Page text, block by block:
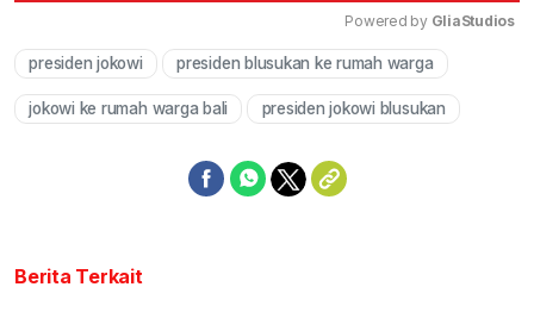
Mute
Powered by GliaStudios
presiden jokowi presiden blusukan ke rumah warga
jokowi ke rumah warga bali presiden jokowi blusukan
Berita Terkait